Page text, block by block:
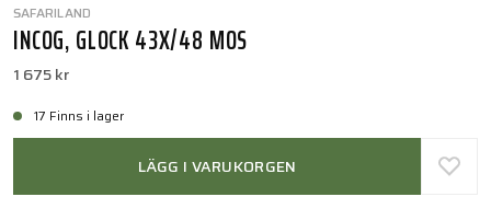
SAFARILAND
INCOG, GLOCK 43X/48 MOS
1 675 kr
17 Finns i lager
LÄGG I VARUKORGEN